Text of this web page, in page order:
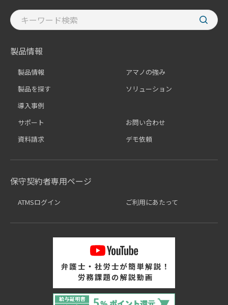
製品情報
製品情報
アマノの強み
製品を探す
ソリューション
導入事例
サポート
お問い合わせ
資料請求
デモ依頼
保守契約者専用ページ
ATMSログイン ご利用にあたって